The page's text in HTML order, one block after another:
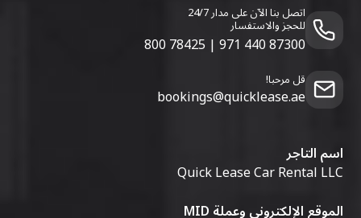
اتصل بنا الآن على مدار 24/7
للحجز والاستفسار
800 78425 | 971 440 87300
قل مرحبا!
bookings@quicklease.ae
اسم التاجر
Quick Lease Car Rental LLC
الموقع الإلكتروني وعملة MID